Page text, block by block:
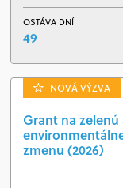
OSTÁVA DNÍ
49
NOVÁ VÝZVA
Grant na
zmenu (2026)